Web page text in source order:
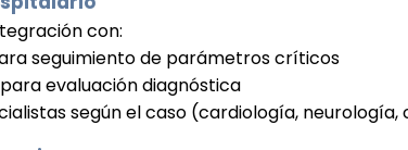
con:
seguimiento de parámetros críticos
para evaluación diagnóstica
según el caso (cardiología, neurología,